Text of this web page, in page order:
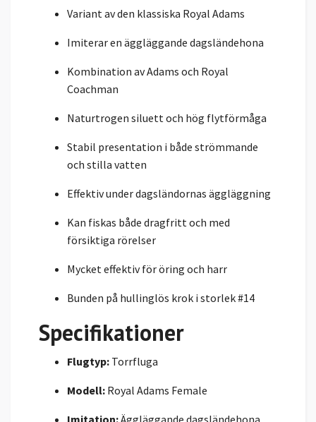
Variant av den klassiska Royal Adams
Imiterar en äggläggande dagsländehona
Kombination av Adams och Royal
Coachman
Naturtrogen siluett och hög flytförmåga
Stabil presentation i både strömmande
och stilla vatten
Effektiv under dagsländornas äggläggning
Kan fiskas både dragfritt och med
försiktiga rörelser
Mycket effektiv för öring och harr
Bunden på hullinglös krok i storlek #14
Specifikationer
Flugtyp: Torrfluga
Modell: Royal Adams Female
Imitation:Äggläggande dagsländehona